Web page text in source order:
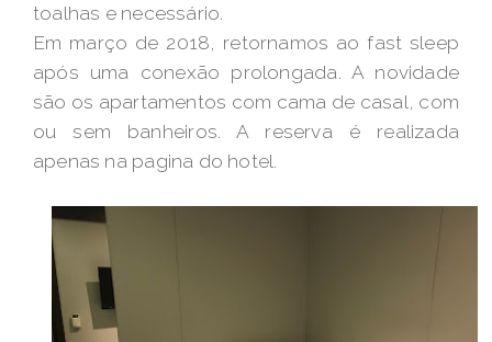
toalhas e necessário.
Em março de 2018, retornamos ao fast sleep
após uma conexão prolongada. A novidade
são os apartamentos com cama de casal, com
ou sem banheiros. A reserva é realizada
apenas na pagina do hotel.